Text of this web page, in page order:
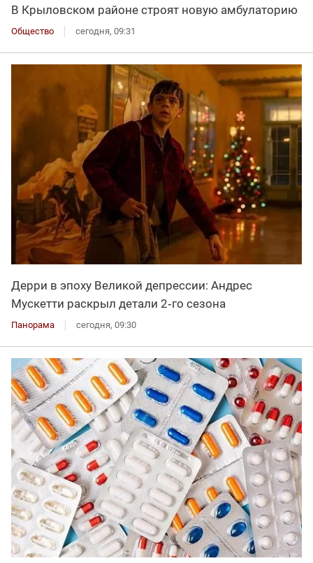
В Крыловском районе строят новую амбулаторию
Общество сегодня, 09:31
Дерри в эпоху Великой депрессии: Андрес
Мускетти раскрыл детали 2‑го сезона
Панорама сегодня, 09:30